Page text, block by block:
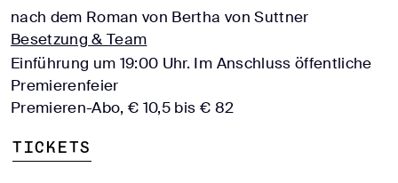
nach dem Roman von Bertha von Suttner
Besetzung & Team
Einführung um 19:00 Uhr. Im Anschluss öffentliche
Premierenfeier
Premieren-Abo, € 10,5 bis € 82
Tickets